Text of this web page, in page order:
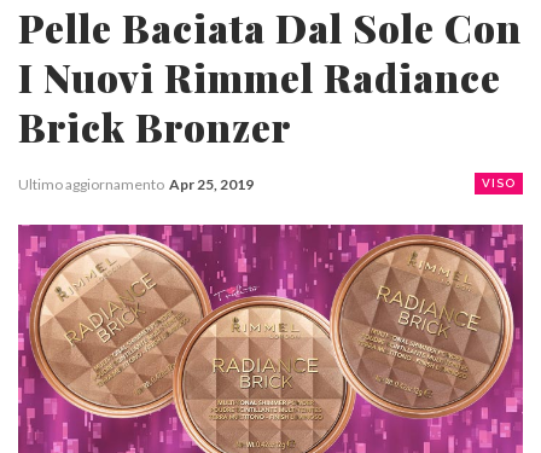
Pelle Baciata Dal Sole Con
I Nuovi Rimmel Radiance
Brick Bronzer
VISO
Ultimo aggiornamento Apr 25, 2019